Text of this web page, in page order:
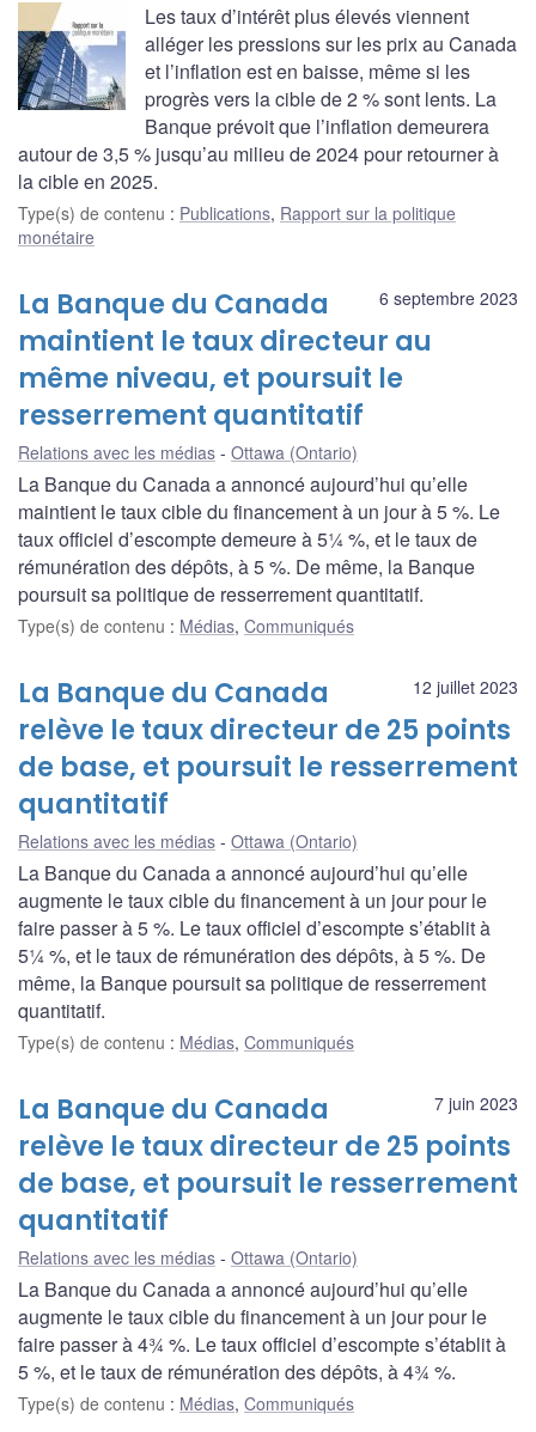
Les taux d’intérêt plus élevés viennent
alléger les pressions sur les prix au Canada
et l’inflation est en baisse, même si les
progrès vers la cible de 2 % sont lents. La
Banque prévoit que l’inflation demeurera
autour de 3,5 % jusqu’au milieu de 2024 pour retourner à
la cible en 2025.
Type(s) de contenu : Publications, Rapport sur la politique
monétaire
6 septembre 2023
La Banque du Canada
maintient le taux directeur au
même niveau, et poursuit le
resserrement quantitatif
Relations avec les médias Ottawa (Ontario)
La Banque du Canada a annoncé aujourd’hui qu’elle
maintient le taux cible du financement à un jour à 5 %. Le
taux officiel d’escompte demeure à 5¼ %, et le taux de
rémunération des dépôts, à 5 %. De même, la Banque
poursuit sa politique de resserrement quantitatif.
Type(s) de contenu : Médias, Communiqués
12 juillet 2023
La Banque du Canada
relève le taux directeur de 25 points
de base, et poursuit le resserrement
quantitatif
Relations avec les médias Ottawa (Ontario)
La Banque du Canada a annoncé aujourd’hui qu’elle
augmente le taux cible du financement à un jour pour le
faire passer à 5 %. Le taux officiel d’escompte s’établit à
5¼ %, et le taux de rémunération des dépôts, à 5 %. De
même, la Banque poursuit sa politique de resserrement
quantitatif.
Type(s) de contenu : Médias, Communiqués
7 juin 2023
La Banque du Canada
relève le taux directeur de 25 points
de base, et poursuit le resserrement
quantitatif
Relations avec les médias Ottawa (Ontario)
La Banque du Canada a annoncé aujourd’hui qu’elle
augmente le taux cible du financement à un jour pour le
faire passer à 4¾ %. Le taux officiel d’escompte s’établit à
5 %, et le taux de rémunération des dépôts, à 4¾ %.
Type(s) de contenu : Médias, Communiqués